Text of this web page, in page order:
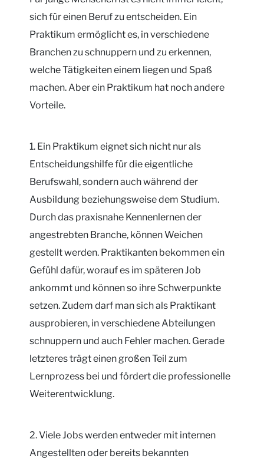
sich für einen Beruf zu entscheiden. Ein
Praktikum ermöglicht es, in verschiedene
Branchen zu schnuppern und zu erkennen,
welche Tätigkeiten einem liegen und Spaß
machen. Aber ein Praktikum hat noch andere
Vorteile.
1. Ein Praktikum eignet sich nicht nur als
Entscheidungshilfe für die eigentliche
Berufswahl, sondern auch während der
Ausbildung beziehungsweise dem Studium.
Durch das praxisnahe Kennenlernen der
angestrebten Branche, können Weichen
gestellt werden. Praktikanten bekommen ein
Gefühl dafür, worauf es im späteren Job
ankommt und können so ihre Schwerpunkte
setzen. Zudem darf man sich als Praktikant
ausprobieren, in verschiedene Abteilungen
schnuppern und auch Fehler machen. Gerade
letzteres trägt einen großen Teil zum
Lernprozess bei und fördert die professionelle
Weiterentwicklung.
2. Viele Jobs werden entweder mit internen
Angestellten oder bereits bekannten